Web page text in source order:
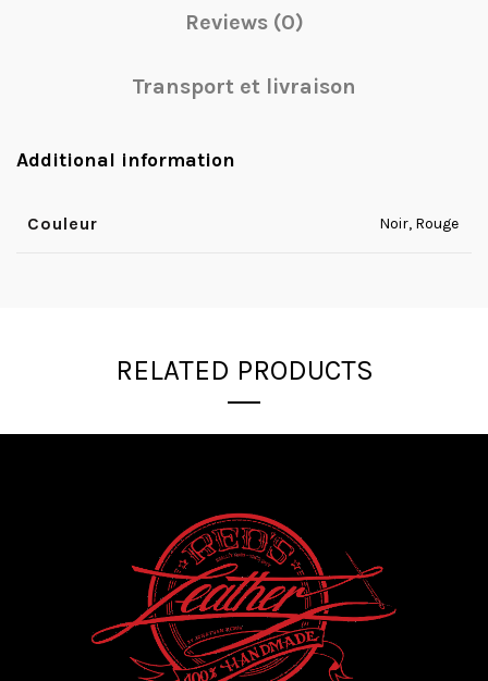
Reviews (0)
Transport et livraison
Additional information
Couleur Noir, Rouge
RELATED PRODUCTS